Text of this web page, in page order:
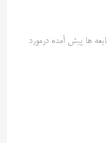
ها پیش آمده درمورد